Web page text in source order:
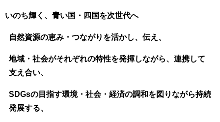
いのち輝く、青い国・四国を次世代へ
自然資源の恵み・つながりを活かし、伝え、
地域・社会がそれぞれの特性を発揮しながら、連携して
支え合い、
SDGsの目指す環境・社会・経済の調和を図りながら持続
発展する、